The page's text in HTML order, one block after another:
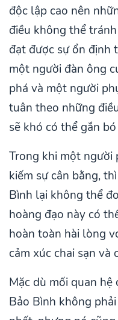
độc lập cao nên
điều không thể
đạt được sự ổn định
một người đàn ông
phá và một người
tuân theo những
sẽ khó có thể gắn
Trong khi một người
kiếm sự cân bằng,
Bình lại không thể
hoàng đạo này có
hoàn toàn hài lòng
cảm xúc chai sạn và
Mặc dù mối quan hệ
Bảo Bình không